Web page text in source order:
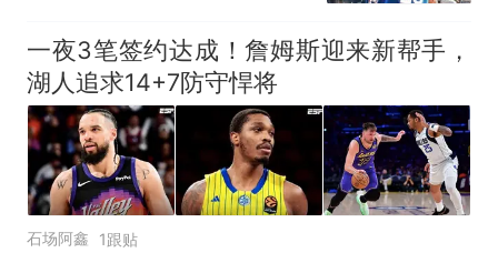
一夜3笔签约达成！詹姆斯迎来新帮手，
湖人追求14+7防守悍将
石场阿鑫 1跟贴